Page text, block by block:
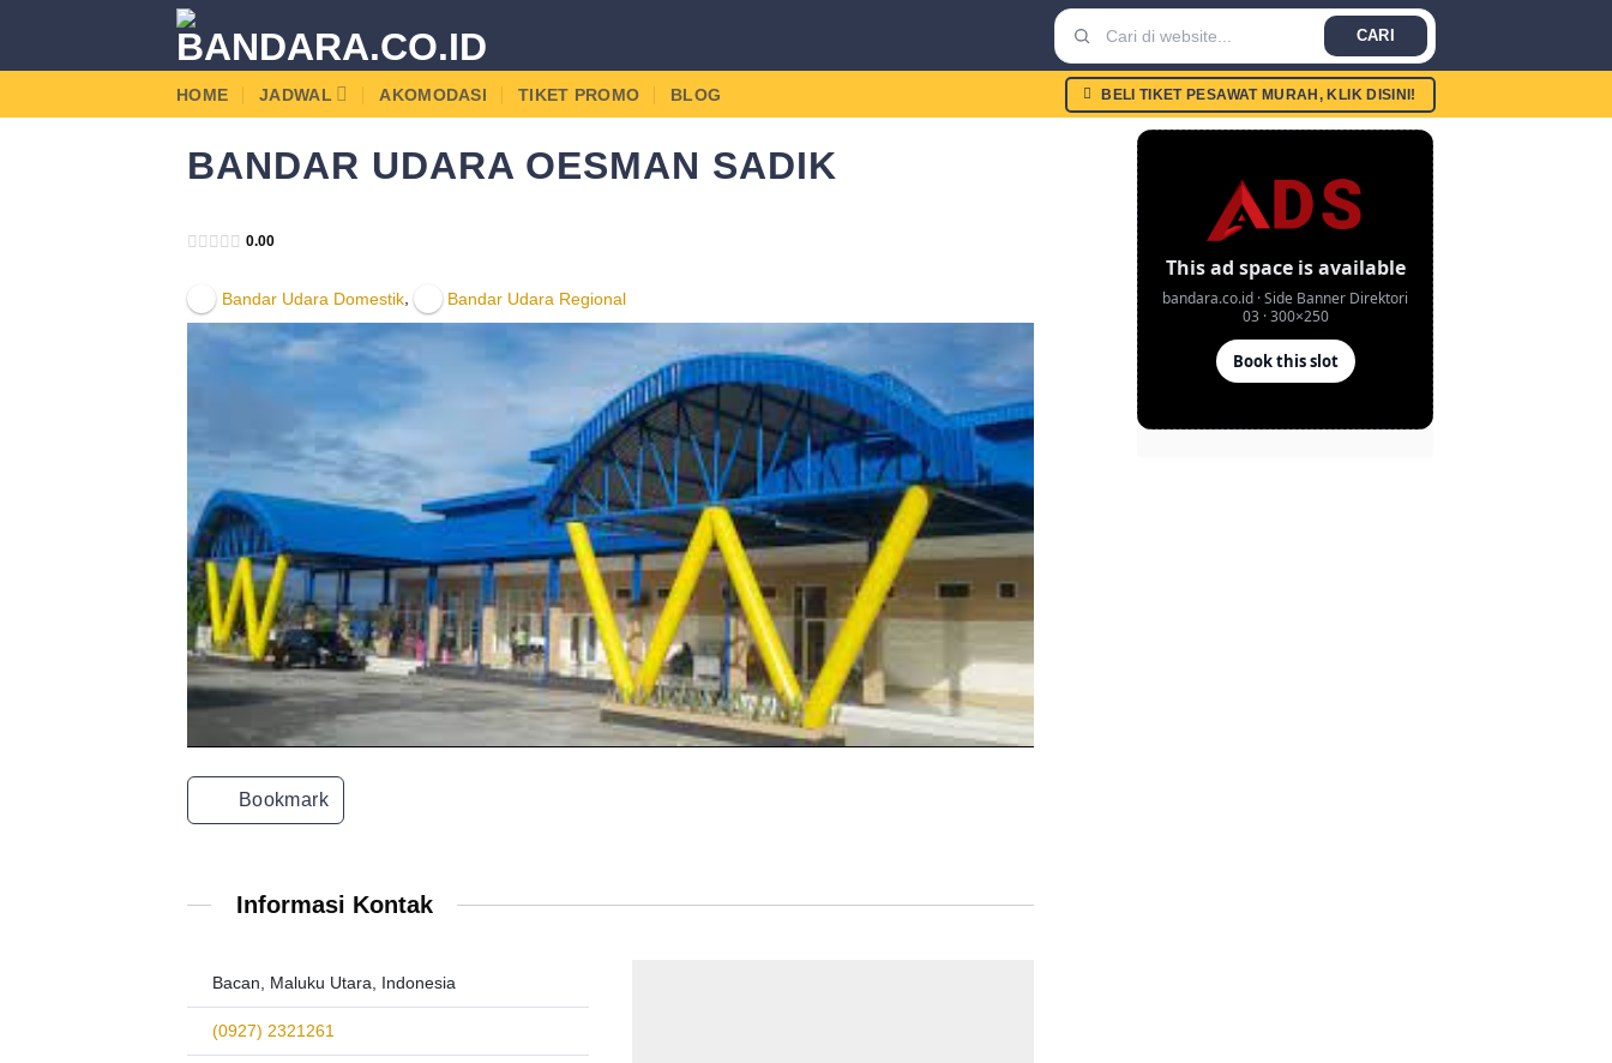
content
CARI
HOME JADWAL AKOMODASI TIKET PROMO BLOG BELI TIKET PESAWAT MURAH, KLIK DISINI!
BANDAR UDARA OESMAN SADIK
0.00
Bandar Udara Domestik, Bandar Udara Regional
Bookmark
Informasi Kontak
Bacan, Maluku Utara, Indonesia
(0927) 2321261